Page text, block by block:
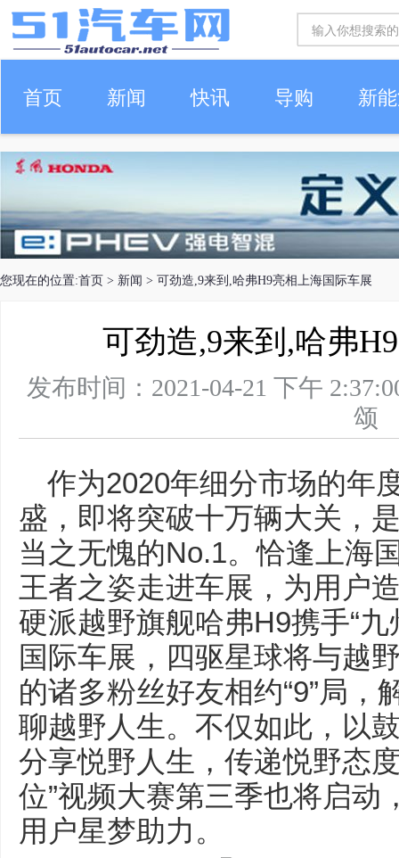
首页 新闻 快讯 导购 新
车生活
您现在的位置:首页 > 新闻 > 可劲造,9来到,哈弗H9亮相上海国际车展
可劲造,9来到,哈弗
发布时间：2021-04-21 下午
作为2020年细分市场的年
盛，即将突破十万辆大关，
当之无愧的No.1。恰逢上海
王者之姿走进车展，为用户
硬派越野旗舰哈弗H9携手“
国际车展，四驱星球将与越
的诸多粉丝好友相约“9”局
聊越野人生。不仅如此，以
分享悦野人生，传递悦野态
位”视频大赛第三季也将启动
用户星梦助力。